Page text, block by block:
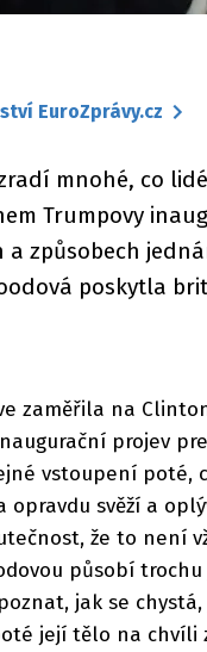
EuroZprávy.cz
mnohé, co
Trumpovy
způsobech
poskytla
zaměřila na
projev
vstoupení poté,
opravdu svěží a
že to není
působí
jak se
její tělo na chvíli